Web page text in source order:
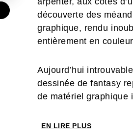
découverte des
graphique, rendu
entièrement en
Aujourd’hui
dessinée de fantasy
de matériel graphique
EN LIRE PLUS